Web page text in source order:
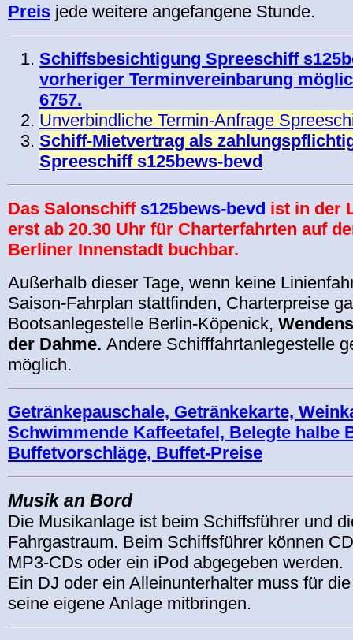
Preis jede weitere angefangene Stunde.
Schiffsbesichtigung Spreeschiff
vorheriger Terminvereinbarung
6757.
Unverbindliche Termin-Anfrage
Schiff-Mietvertrag als
Spreeschiff s125bews-bevd
Das Salonschiff s125bews-bevd ist in der
erst ab 20.30 Uhr für Charterfahrten auf
Berliner Innenstadt buchbar.
Außerhalb dieser Tage, wenn keine
Saison-Fahrplan stattfinden, Charterpreise
Bootsanlegestelle Berlin-Köpenick,
der Dahme. Andere Schifffahrtanlegestelle
möglich.
Getränkepauschale, Getränkekarte,
Schwimmende Kaffeetafel, Belegte halbe
Buffetvorschläge, Buffet-Preise
Musik an Bord
Die Musikanlage ist beim Schiffsführer und
Fahrgastraum. Beim Schiffsführer können
MP3-CDs oder ein iPod abgegeben werden.
Ein DJ oder ein Alleinunterhalter muss für
seine eigene Anlage mitbringen.